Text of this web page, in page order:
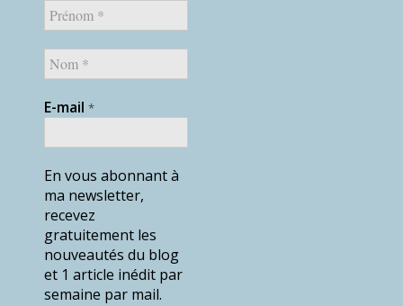
E-mail *
En vous abonnant à
ma newsletter,
recevez
gratuitement les
nouveautés du blog
et 1 article inédit par
semaine par mail.